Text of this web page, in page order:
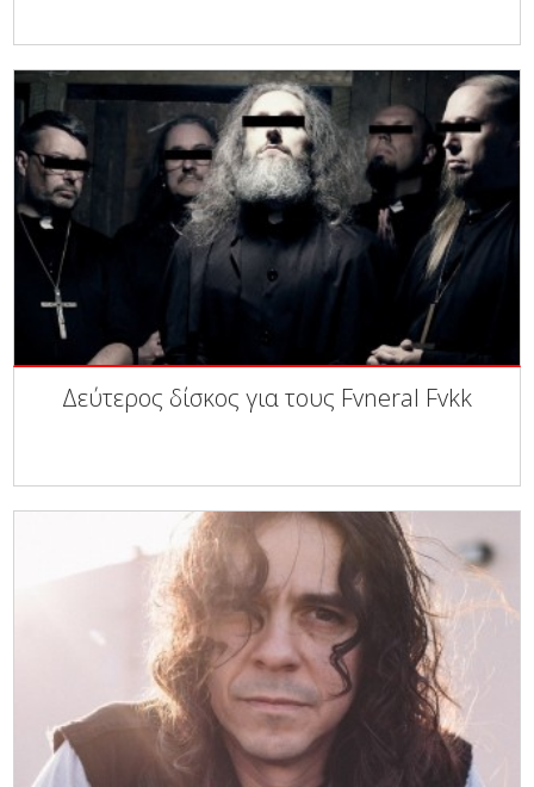
Δεύτερος δίσκος για τους Fvneral Fvkk